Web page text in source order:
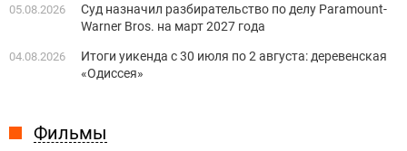
Фильмы
05.08.2026
Суд назначил разбирательство по делу Paramount-
Warner Bros. на март 2027 года
04.08.2026
Итоги уикенда с 30 июля по 2 августа: деревенская
«Одиссея»